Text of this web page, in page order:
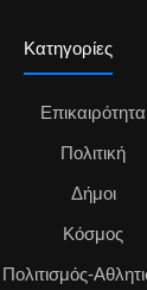
Κατηγορίες
Επικαιρότητα
Πολιτική
Δήμοι
Κόσμος
Πολιτισμός-